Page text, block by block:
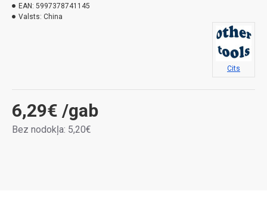
6,29€ /gab
Bez nodokļa: 5,20€
EAN: 5997378741145
Valsts: China
Cits